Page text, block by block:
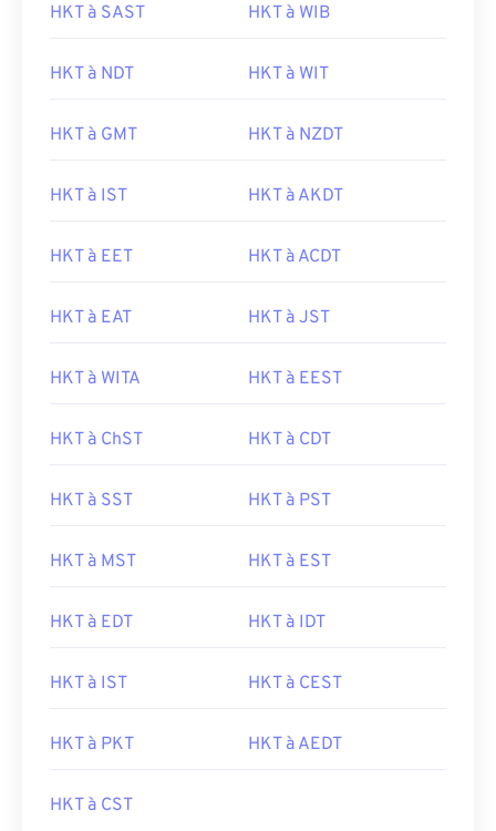
HKT à SAST HKT à WIB
HKT à NDT HKT à WIT
HKT à GMT HKT à NZDT
HKT à IST HKT à AKDT
HKT à EET HKT à ACDT
HKT à EAT HKT à JST
HKT à WITA HKT à EEST
HKT à ChST HKT à CDT
HKT à SST HKT à PST
HKT à MST HKT à EST
HKT à EDT HKT à IDT
HKT à IST HKT à CEST
HKT à PKT HKT à AEDT
HKT à CST